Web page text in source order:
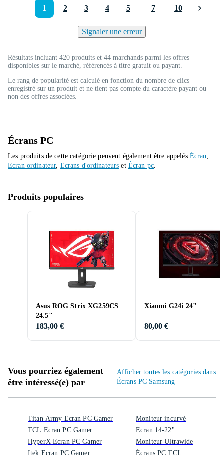
1 2 3 4 5 7 10
Signaler une erreur
Résultats incluant 420 produits et 44 marchands parmi les offres
disponibles sur le marché, référencés à titre gratuit ou payant.
Le rang de popularité est calculé en fonction du nombre de clics
enregistré sur un produit et ne tient pas compte du caractère payant ou
non des offres associées.
Écrans PC
Les produits de cette catégorie peuvent également être appelés Écran,
Ecran ordinateur, Ecrans d'ordinateurs et Écran pc.
Produits populaires
Asus ROG Strix XG259CS
24.5"
183,00 €
Xiaomi G24i 24"
80,00 €
Vous pourriez également
être intéressé(e) par
Afficher toutes les catégories dans
Écrans PC Samsung
Titan Army Ecran PC Gamer
TCL Ecran PC Gamer
HyperX Ecran PC Gamer
Itek Ecran PC Gamer
Moniteur incurvé
Ecran 14-22"
Moniteur Ultrawide
Écrans PC TCL